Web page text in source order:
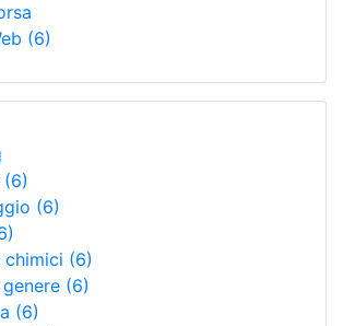
(6)
(6)
(6)
chimici (6)
(6)
(6)